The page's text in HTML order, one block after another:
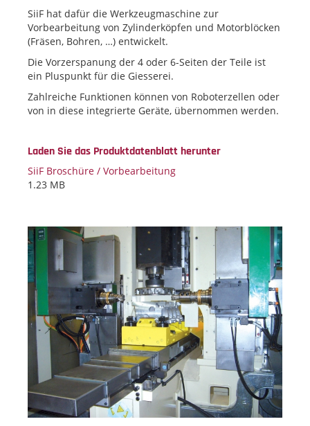
SiiF hat dafür die Werkzeugmaschine zur
Vorbearbeitung von Zylinderköpfen und Motorblöcken
(Fräsen, Bohren, …) entwickelt.
Die Vorzerspanung der 4 oder 6-Seiten der Teile ist
ein Pluspunkt für die Giesserei.
Zahlreiche Funktionen können von Roboterzellen oder
von in diese integrierte Geräte, übernommen werden.
Laden Sie das Produktdatenblatt herunter
SiiF Broschüre / Vorbearbeitung
1.23 MB